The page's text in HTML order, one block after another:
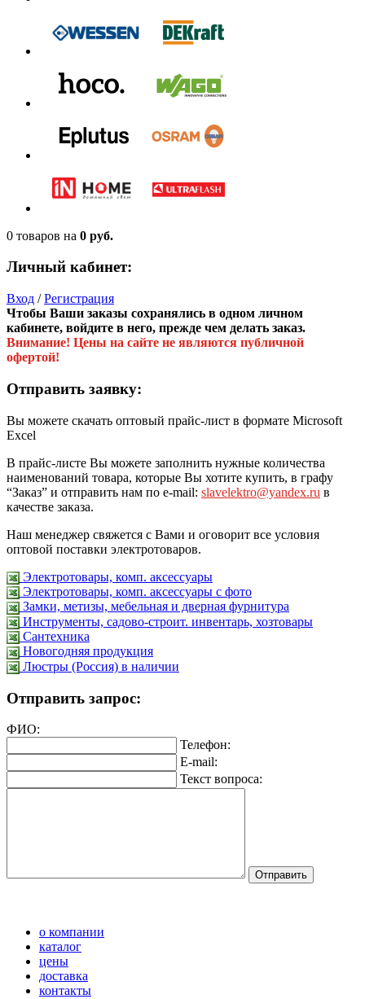
0 товаров на 0 руб.
Личный кабинет:
Вход /Регистрация
Чтобы Ваши заказы сохранялись в одном личном
кабинете, войдите в него, прежде чем делать заказ.
Внимание! Цены на сайте не являются публичной
офертой!
Отправить заявку:
Вы можете скачать оптовый прайс-лист в формате Microsoft
Excel
В прайс-листе Вы можете заполнить нужные количества
наименований товара, которые Вы хотите купить, в графу
“Заказ” и отправить нам по e-mail: slavelektro@yandex.ru в
качестве заказа.
Наш менеджер свяжется с Вами и оговорит все условия
оптовой поставки электротоваров.
Электротовары, комп. аксессуары
Электротовары, комп. аксессуары с фото
Замки, метизы, мебельная и дверная фурнитура
Инструменты, садово-строит. инвентарь, хозтовары
Сантехника
Новогодняя продукция
Люстры (Россия) в наличии
Отправить запрос:
ФИО:
Телефон:
E-mail:
Текст вопроса:
о компании
каталог
цены
доставка
контакты